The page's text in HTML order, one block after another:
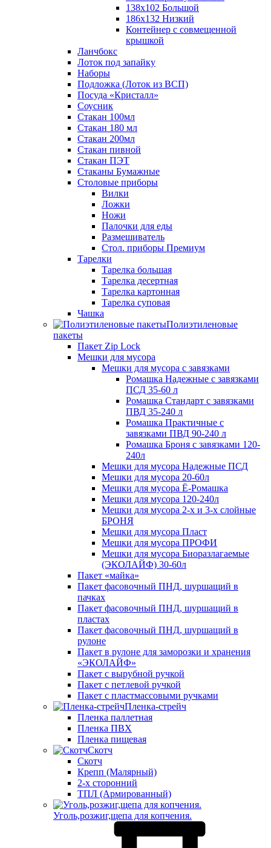
138х102 Большой
186х132 Низкий
Контейнер с совмещенной
крышкой
Ланчбокс
Лоток под запайку
Наборы
Подложка (Лоток из ВСП)
Посуда «Кристалл»
Соусник
Стакан 100мл
Стакан 180 мл
Стакан 200мл
Стакан пивной
Стакан ПЭТ
Стаканы Бумажные
Столовые приборы
Вилки
Ложки
Ножи
Палочки для еды
Размешиватель
Стол. приборы Премиум
Тарелки
Тарелка большая
Тарелка десертная
Тарелка картонная
Тарелка суповая
Чашка
Полиэтиленовые
пакеты
Пакет Zip Lock
Мешки для мусора
Мешки для мусора с завязками
Ромашка Надежные с завязками
ПСД 35-60 л
Ромашка Стандарт с завязками
ПВД 35-240 л
Ромашка Практичные с
завязками ПВД 90-240 л
Ромашка Броня с завязками 120-
240л
Мешки для мусора Надежные ПСД
Мешки для мусора 20-60л
Мешки для мусора Ё-Ромашка
Мешки для мусора 120-240л
Мешки для мусора 2-х и 3-х слойные
БРОНЯ
Мешки для мусора Пласт
Мешки для мусора ПРОФИ
Мешки для мусора Биоразлагаемые
(ЭКОЛАЙФ) 30-60л
Пакет «майка»
Пакет фасовочный ПНД, шуршащий в
пачках
Пакет фасовочный ПНД, шуршащий в
пластах
Пакет фасовочный ПНД, шуршащий в
рулоне
Пакет в рулоне для заморозки и хранения
«ЭКОЛАЙФ»
Пакет с вырубной ручкой
Пакет с петлевой ручкой
Пакет с пластмассовыми ручками
Пленка-стрейч
Пленка паллетная
Пленка ПВХ
Пленка пищевая
Скотч
Скотч
Крепп (Малярный)
2-х сторонний
ТПЛ (Армированный)
Уголь,розжиг,щепа для копчения.